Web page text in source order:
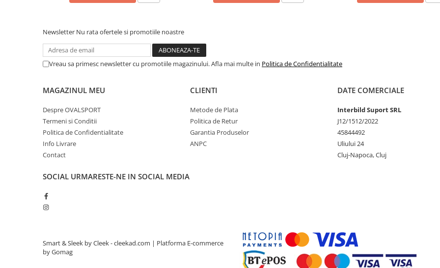
Newsletter Nu rata ofertele si promotiile noastre
Vreau sa primesc newsletter cu promotiile magazinului. Afla mai multe in Politica de Confidentialitate
MAGAZINUL MEU
Despre OVALSPORT
Termeni si Conditii
Politica de Confidentialitate
Info Livrare
Contact
CLIENTI
Metode de Plata
Politica de Retur
Garantia Produselor
ANPC
DATE COMERCIALE
Interbild Suport SRL
J12/1512/2022
45844492
Uliului 24
Cluj-Napoca, Cluj
SOCIAL URMARESTE-NE IN SOCIAL MEDIA
Smart & Sleek by Cleek - cleekad.com | Platforma E-commerce
by Gomag